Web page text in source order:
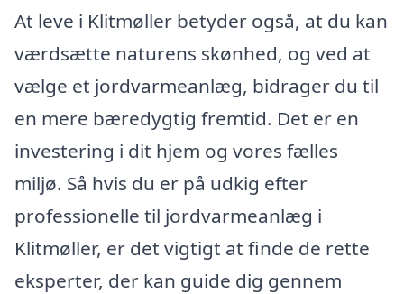
At leve i Klitmøller betyder også, at du kan
værdsætte naturens skønhed, og ved at
vælge et jordvarmeanlæg, bidrager du til
en mere bæredygtig fremtid. Det er en
investering i dit hjem og vores fælles
miljø. Så hvis du er på udkig efter
professionelle til jordvarmeanlæg i
Klitmøller, er det vigtigt at finde de rette
eksperter, der kan guide dig gennem